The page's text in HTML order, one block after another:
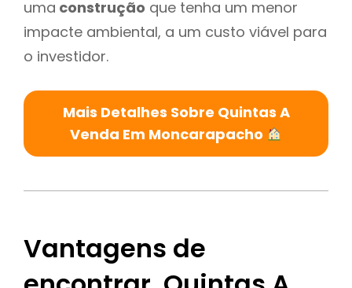
uma construção que tenha um menor
impacte ambiental, a um custo viável para
o investidor.
Mais Detalhes Sobre Quintas A
Venda Em Moncarapacho
Vantagens de